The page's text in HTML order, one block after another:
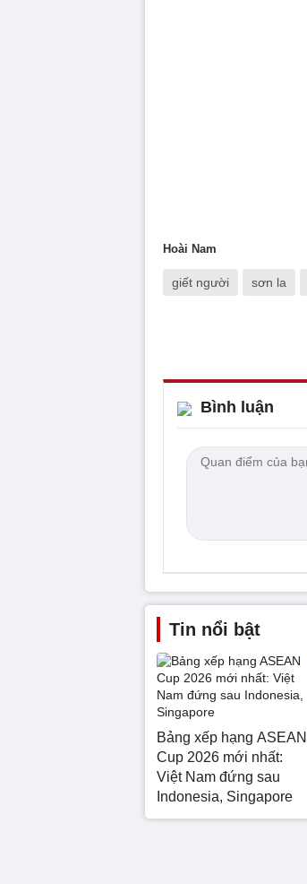
Hoài Nam
giết người sơn la
Bình luận
Tin nổi bật
Bảng xếp hạng ASEAN
Cup 2026 mới nhất:
Việt Nam đứng sau
Indonesia, Singapore